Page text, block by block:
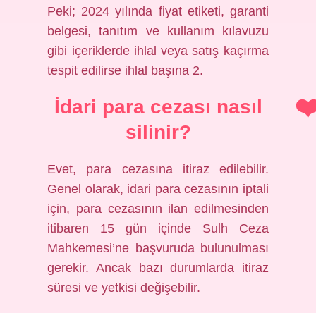
Peki; 2024 yılında fiyat etiketi, garanti
belgesi, tanıtım ve kullanım kılavuzu
gibi içeriklerde ihlal veya satış kaçırma
tespit edilirse ihlal başına 2.
İdari para cezası nasıl
silinir?
Evet, para cezasına itiraz edilebilir.
Genel olarak, idari para cezasının iptali
için, para cezasının ilan edilmesinden
itibaren 15 gün içinde Sulh Ceza
Mahkemesi’ne başvuruda bulunulması
gerekir. Ancak bazı durumlarda itiraz
süresi ve yetkisi değişebilir.